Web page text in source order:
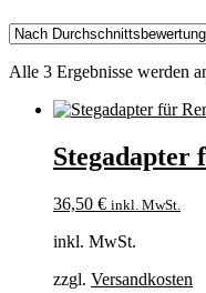
Alle 3 Ergebnisse werden
Stegadapter
36,50 € inkl. MwSt.
inkl. MwSt.
zzgl. Versandkosten